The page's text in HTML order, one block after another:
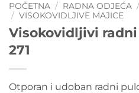
POČETNA / RADNA ODJEĆA /
/ VISOKOVIDLJIVE MAJICE
Visokovidljivi radni
271
Otporan i udoban radni